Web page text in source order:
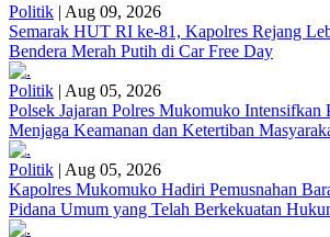
Politik | Aug 09, 2026
Semarak HUT RI ke-81, Kapolres Rejang
Bendera Merah Putih di Car Free Day
Politik | Aug 05, 2026
Polsek Jajaran Polres Mukomuko
Menjaga Keamanan dan Ketertiban
Politik | Aug 05, 2026
Kapolres Mukomuko Hadiri Pemusnahan
Pidana Umum yang Telah Berkekuatan